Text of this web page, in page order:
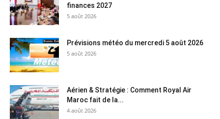
finances 2027
5 août 2026
Prévisions météo du mercredi 5 août 2026
5 août 2026
Aérien & Stratégie : Comment Royal Air
Maroc fait de la...
4 août 2026